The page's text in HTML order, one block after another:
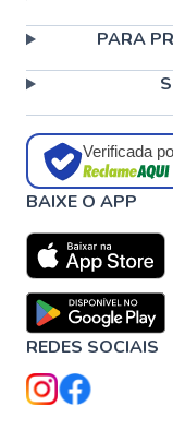
PARA
Verificada
BAIXE O APP
REDES SOCIAIS